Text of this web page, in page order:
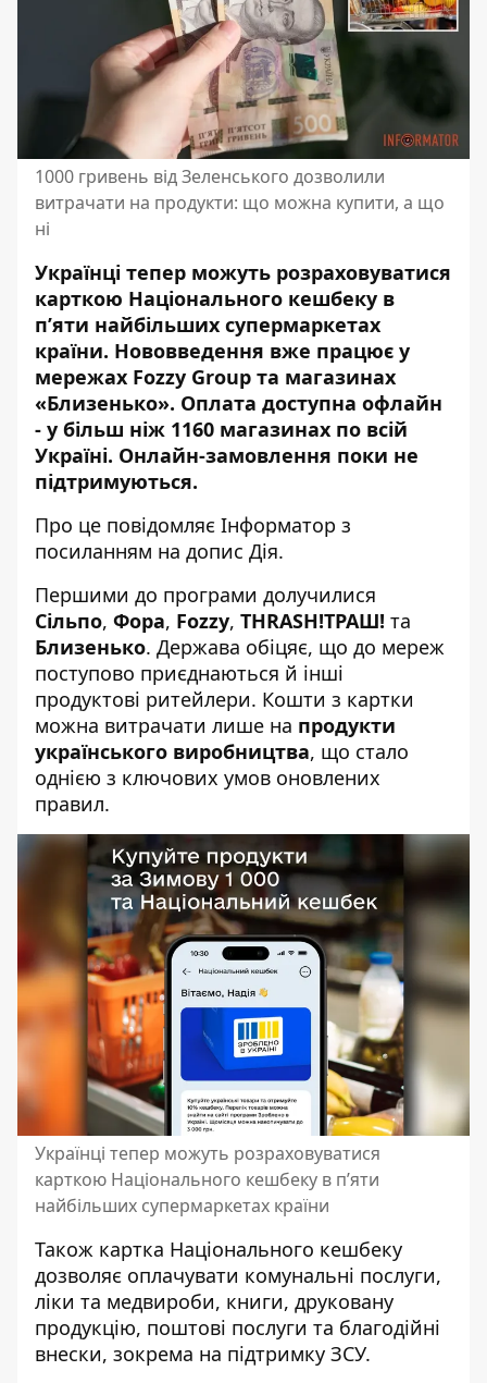
1000 гривень від Зеленського дозволили
витрачати на продукти: що можна купити, а що
ні
Українці тепер можуть розраховуватися
карткою Національного кешбеку в
п’яти найбільших супермаркетах
країни. Нововведення вже працює у
мережах Fozzy Group та магазинах
«Близенько». Оплата доступна офлайн
- у більш ніж 1160 магазинах по всій
Україні. Онлайн-замовлення поки не
підтримуються.
Про це повідомляє Інформатор з
посиланням на допис Дія.
Першими до програми долучилися
Сільпо, Фора, Fozzy, THRASH!ТРАШ! та
Близенько. Держава обіцяє, що до мереж
поступово приєднаються й інші
продуктові ритейлери. Кошти з картки
можна витрачати лише на продукти
українського виробництва, що стало
однією з ключових умов оновлених
правил.
Українці тепер можуть розраховуватися
карткою Національного кешбеку в п’яти
найбільших супермаркетах країни
Також картка Національного кешбеку
дозволяє оплачувати комунальні послуги,
ліки та медвироби, книги, друковану
продукцію, поштові послуги та благодійні
внески, зокрема на підтримку ЗСУ.